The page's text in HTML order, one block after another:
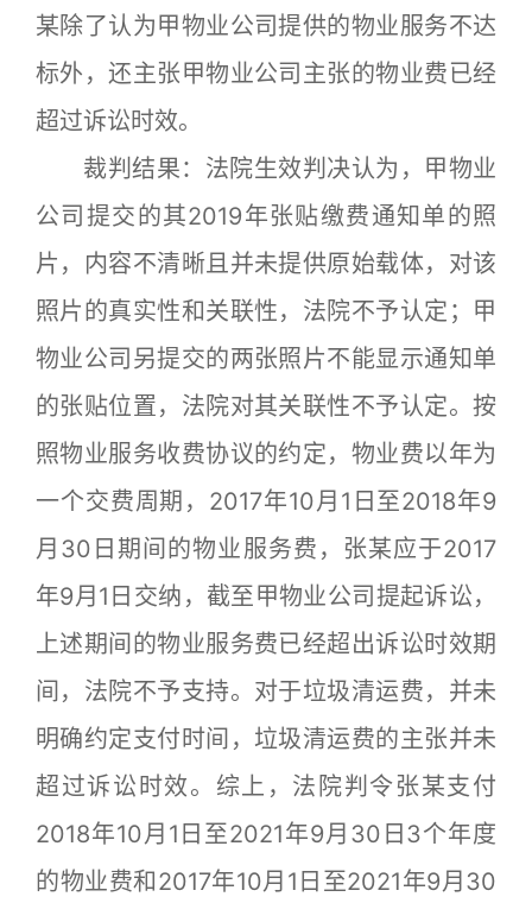
某除了认为甲物业公司提供的物业服务不达
标外，还主张甲物业公司主张的物业费已经
超过诉讼时效。
裁判结果：法院生效判决认为，甲物业
公司提交的其2019年张贴缴费通知单的照
片，内容不清晰且并未提供原始载体，对该
照片的真实性和关联性，法院不予认定；甲
物业公司另提交的两张照片不能显示通知单
的张贴位置，法院对其关联性不予认定。按
照物业服务收费协议的约定，物业费以年为
一个交费周期，2017年10月1日至2018年9
月30日期间的物业服务费，张某应于2017
年9月1日交纳，截至甲物业公司提起诉讼，
上述期间的物业服务费已经超出诉讼时效期
间，法院不予支持。对于垃圾清运费，并未
明确约定支付时间，垃圾清运费的主张并未
超过诉讼时效。综上，法院判令张某支付
2018年10月1日至2021年9月30日3个年度
的物业费和2017年10月1日至2021年9月30